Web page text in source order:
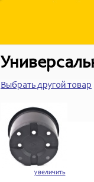
Выбрать другой товар
увеличить